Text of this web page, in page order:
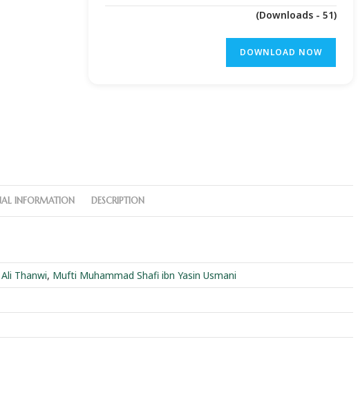
(Downloads - 51)
DOWNLOAD NOW
INFORMATION DESCRIPTION
Thanwi, Mufti Muhammad Shafi ibn Yasin Usmani